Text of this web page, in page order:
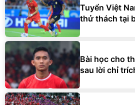
Tuyển Việt
thử thách tại
Bài học cho
sau lời chỉ